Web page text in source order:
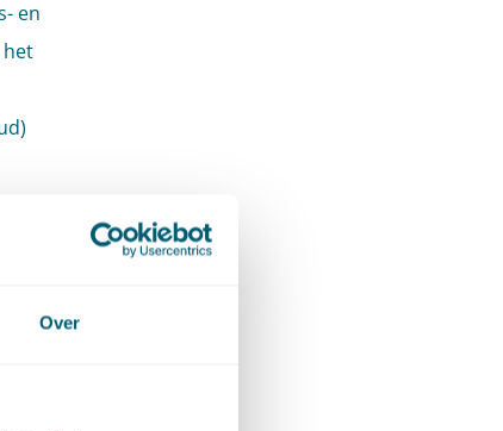
Over
en
het